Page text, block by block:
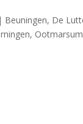
Beuningen, De
, Ootmarsum